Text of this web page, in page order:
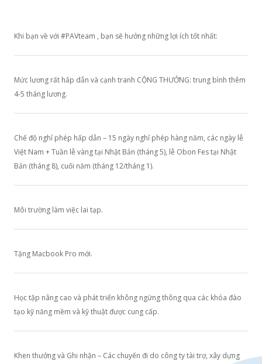
Khi bạn về với #PAVteam , bạn sẽ hưởng những lợi ích tốt nhất:
Mức lương rất hấp dẫn và cạnh tranh CỘNG THƯỞNG: trung bình thêm
4-5 tháng lương.
Chế độ nghỉ phép hấp dẫn – 15 ngày nghỉ phép hàng năm, các ngày lễ
Việt Nam + Tuần lễ vàng tại Nhật Bản (tháng 5), lễ Obon Fes tại Nhật
Bản (tháng 8), cuối năm (tháng 12/tháng 1).
Môi trường làm việc lai tạp.
Tặng Macbook Pro mới.
Học tập nâng cao và phát triển không ngừng thông qua các khóa đào
tạo kỹ năng mềm và kỹ thuật được cung cấp.
Khen thưởng và Ghi nhận – Các chuyến đi do công ty tài trợ, xây dựng